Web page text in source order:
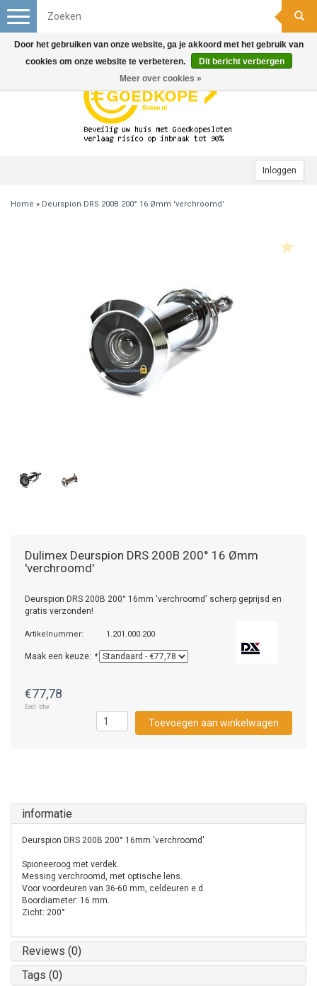
Inloggen
Toggle
navigation
Home » Deurspion DRS 200B 200° 16 Ømm 'verchroomd'
Dulimex Deurspion DRS 200B 200° 16 Ømm
'verchroomd'
Deurspion DRS 200B 200° 16mm 'verchroomd' scherp geprijsd en
gratis verzonden!
Artikelnummer: 1.201.000.200
Maak een keuze: *
€77,78
Excl. btw
Toevoegen aan winkelwagen
informatie
Deurspion DRS 200B 200° 16mm 'verchroomd'
Spioneeroog met verdek.
Messing verchroomd, met optische lens.
Voor voordeuren van 36-60 mm, celdeuren e.d.
Boordiameter: 16 mm.
Zicht: 200°
Reviews (0)
Tags (0)
Door het gebruiken van onze website, ga je akkoord met het gebruik van
cookies om onze website te verbeteren.
Dit bericht verbergen
Meer over cookies »